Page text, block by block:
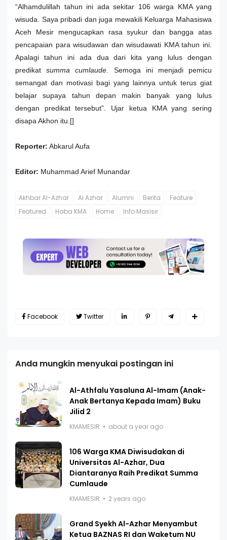
“Alhamdulillah tahun ini ada sekitar 106 warga KMA yang
wisuda. Saya pribadi dan juga mewakili Keluarga Mahasiswa
Aceh Mesir mengucapkan rasa syukur dan bangga atas
pencapaian para wisudawan dan wisudawati KMA tahun ini.
Apalagi tahun ini ada dua dari kita yang lulus dengan
predikatsumma cumlaude . Semoga ini menjadi pemicu
semangat dan motivasi bagi yang lainnya untuk terus giat
belajar supaya tahun depan makin banyak yang lulus
dengan predikat tersebut”. Ujar ketua KMA yang sering
disapa Akhon itu.[]
Reporter: Abkarul Aufa
Editor: Muhammad Arief Munandar
Akhbar Al-Azhar Al Azhar Alumni Berita
Feature
Featured
Haba KMA Home Info Masisir
Facebook Twitter
Anda mungkin menyukai postingan ini
Al-Athfalu Yasaluna Al-Imam (Anak-
Anak Bertanya Kepada Imam) Buku
Jilid 2
KMAMESIR about a year ago
106 Warga KMA Diwisudakan di
Universitas Al-Azhar, Dua
Diantaranya Raih Predikat Summa
Cumlaude
KMAMESIR 2 years ago
Grand Syekh Al-Azhar Menyambut
Ketua BAZNAS RI dan Waketum NU